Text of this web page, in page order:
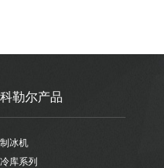
科勒尔产品
制冰机
冷库系列